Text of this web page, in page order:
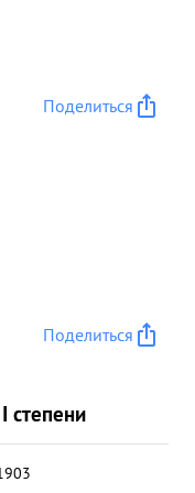
противника
Поделиться
Поделиться
степени